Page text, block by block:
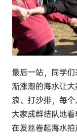
最后一站，同学
渐涨潮的海水让
浪、打沙排，每个
大家成群结队地
在发丝卷起海水